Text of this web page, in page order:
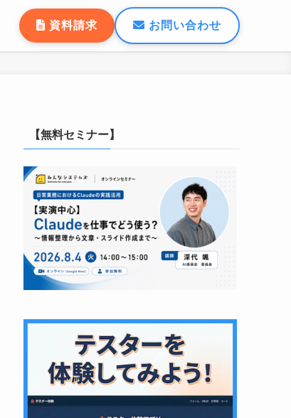
資料請求 お問い合わせ
【無料セミナー】